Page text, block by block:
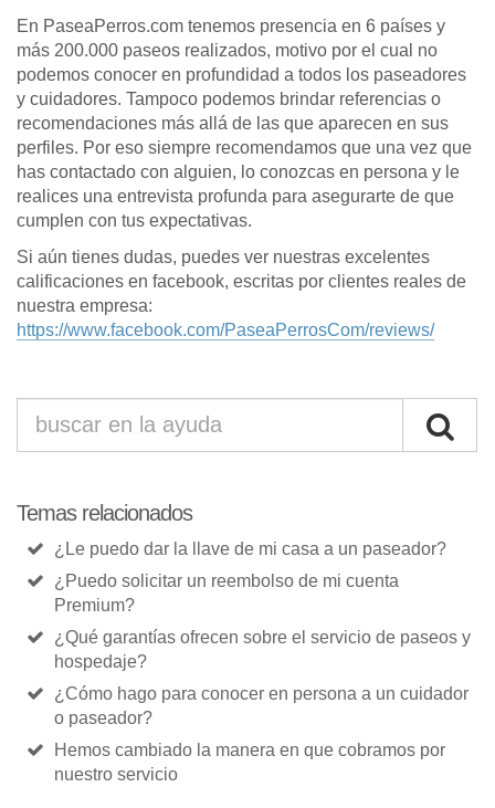
En PaseaPerros.com tenemos presencia en 6 países y
más 200.000 paseos realizados, motivo por el cual no
podemos conocer en profundidad a todos los paseadores
y cuidadores. Tampoco podemos brindar referencias o
recomendaciones más allá de las que aparecen en sus
perfiles. Por eso siempre recomendamos que una vez que
has contactado con alguien, lo conozcas en persona y le
realices una entrevista profunda para asegurarte de que
cumplen con tus expectativas.
Si aún tienes dudas, puedes ver nuestras excelentes
calificaciones en facebook, escritas por clientes reales de
nuestra empresa:
https://www.facebook.com/PaseaPerrosCom/reviews/
Temas relacionados
¿Le puedo dar la llave de mi casa a un paseador?
¿Puedo solicitar un reembolso de mi cuenta
Premium?
¿Qué garantías ofrecen sobre el servicio de paseos y
hospedaje?
¿Cómo hago para conocer en persona a un cuidador
o paseador?
Hemos cambiado la manera en que cobramos por
nuestro servicio